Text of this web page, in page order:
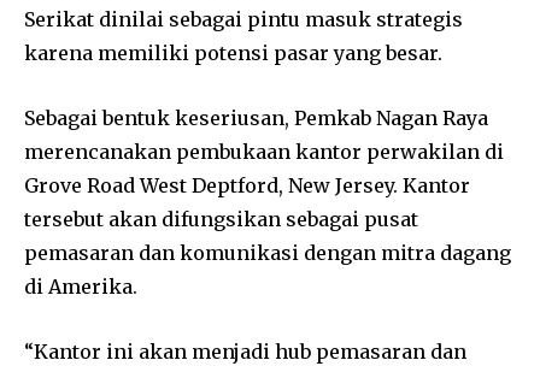
Serikat dinilai sebagai pintu masuk strategis
karena memiliki potensi pasar yang besar.
Sebagai bentuk keseriusan, Pemkab Nagan Raya
merencanakan pembukaan kantor perwakilan di
Grove Road West Deptford, New Jersey. Kantor
tersebut akan difungsikan sebagai pusat
pemasaran dan komunikasi dengan mitra dagang
di Amerika.
“Kantor ini akan menjadi hub pemasaran dan